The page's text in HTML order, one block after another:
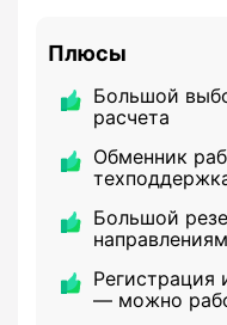
Плюсы
Большой
расчета
Обменник
Большой
направлениям
— можно